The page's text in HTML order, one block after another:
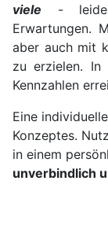
viele
-
Erwartungen.
aber auch mit
zu erzielen. In
Kennzahlen
Eine
Konzeptes.
in einem
unverbindlich